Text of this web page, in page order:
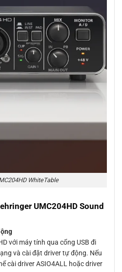
WhiteTable
UMC204HD Sound
với máy tính qua cổng USB đi
và cài đặt driver tự động. Nếu
cài driver ASIO4ALL hoặc driver